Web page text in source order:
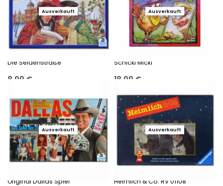
Ausverkauft
Die Seidenstraße
8,99 €
Ausverkauft
Schicki Micki
18,99 €
Ausverkauft
Original Dallas Spiel
-18%
Ausverkauft
Heimlich & Co. RV 01108